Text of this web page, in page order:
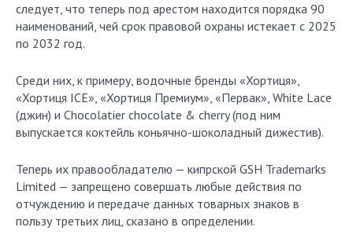
следует, что теперь под арестом находится порядка 90
наименований, чей срок правовой охраны истекает с 2025
по 2032 год.
Среди них, к примеру, водочные бренды «Хортиця»,
«Хортиця ICE», «Хортиця Премиум», «Первак», White Lace
(джин) и Chocolatier chocolate & cherry (под ним
выпускается коктейль коньячно-шоколадный дижестив).
Теперь их правообладателю — кипрской GSH Trademarks
Limited — запрещено совершать любые действия по
отчуждению и передаче данных товарных знаков в
пользу третьих лиц, сказано в определении.